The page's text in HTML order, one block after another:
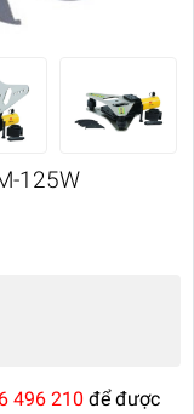
125W
496 210 để được